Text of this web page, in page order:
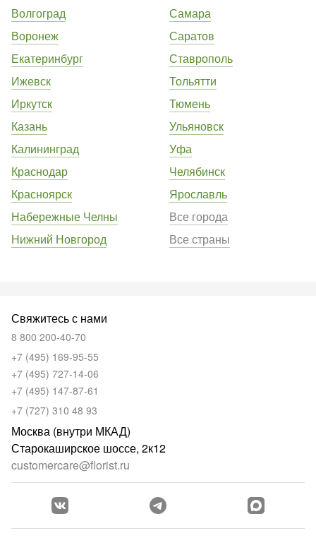
Волгоград
Воронеж
Екатеринбург
Ижевск
Иркутск
Казань
Калининград
Краснодар
Красноярск
Набережные Челны
Нижний Новгород
Самара
Саратов
Ставрополь
Тольятти
Тюмень
Ульяновск
Уфа
Челябинск
Ярославль
Все города
Все страны
Свяжитесь с нами
8 800 200-40-70
+7 (495) 169-95-55
+7 (495) 727-14-06
+7 (495) 147-87-61
+7 (727) 310 48 93
Москва (внутри МКАД)
Старокаширское шоссе, 2к12
customercare@florist.ru